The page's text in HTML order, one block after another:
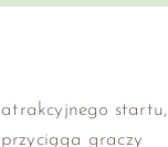
atrakcyjnego startu,
graczy